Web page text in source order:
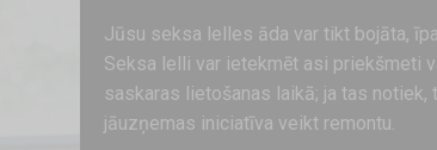
Jūsu seksa lelles āda var tikt bojāta,
Seksa lelli var ietekmēt asi priekšmeti
saskaras lietošanas laikā; ja tas notiek,
jāuzņemas iniciatīva veikt remontu.